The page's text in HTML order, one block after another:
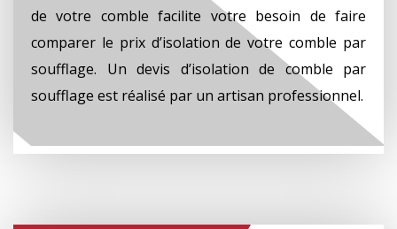
de votre comble facilite votre besoin de faire
comparer le prix d’isolation de votre comble par
soufflage. Un devis d’isolation de comble par
soufflage est réalisé par un artisan professionnel.